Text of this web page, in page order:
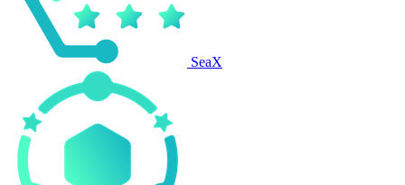
SeaX